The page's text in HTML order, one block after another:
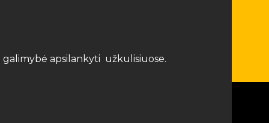
galimybė apsilankyti užkulisiuose.